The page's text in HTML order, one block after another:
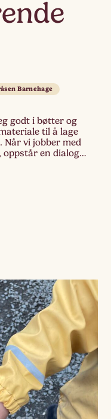
Barnehage
godt i bøtter og
til å lage
Når vi jobber med
oppstår en dialog